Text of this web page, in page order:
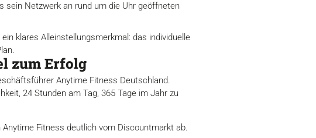
sein Netzwerk an rund um die Uhr geöffneten
klares Alleinstellungsmerkmal: das individuelle
zum Erfolg
Anytime Fitness Deutschland.
24 Stunden am Tag, 365 Tage im Jahr zu
Fitness deutlich vom Discountmarkt ab.